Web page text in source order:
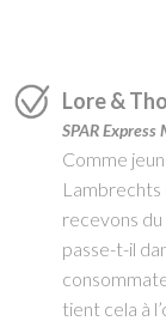
Lore &
SPAR
Comme
Lambrechts
recevons du
passe-t-il
tient cela à